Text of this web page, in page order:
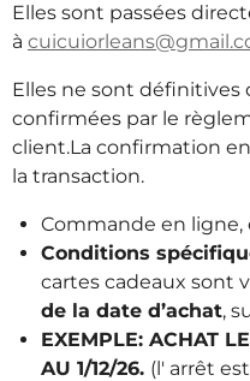
Elles sont passées
à
Elles ne sont définitives
confirmées par le
client.La confirmation
la transaction.
Commande en ligne,
Conditions
cartes cadeaux sont
de la date d’achat,
EXEMPLE: ACHAT
AU 1/12/26. (l' arrêt